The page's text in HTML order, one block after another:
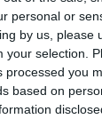
personal or
by us, please
your selection.
processed you
based on
si è reso
di
dei
due anni
i cittadini